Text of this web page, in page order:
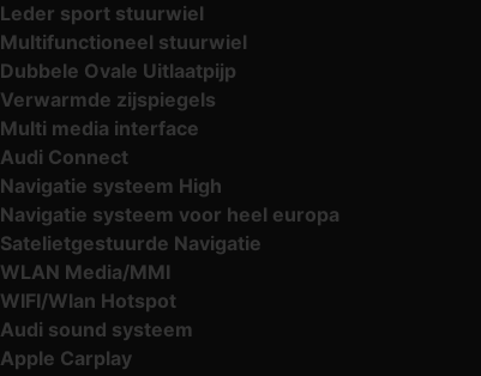
Leder sport stuurwiel
Multifunctioneel stuurwiel
Dubbele Ovale Uitlaatpijp
Verwarmde zijspiegels
Multi media interface
Audi Connect
Navigatie systeem High
Navigatie systeem voor heel europa
Satelietgestuurde Navigatie
WLAN Media/MMI
WIFI/Wlan Hotspot
Audi sound systeem
Apple Carplay